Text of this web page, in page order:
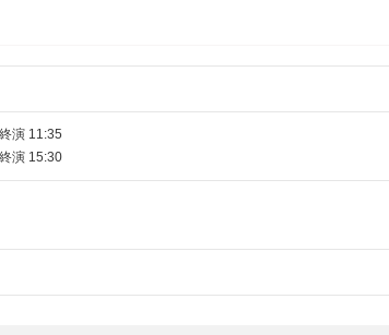
演 11:35
演 15:30